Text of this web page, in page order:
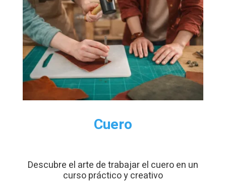
Cuero
Descubre el arte de trabajar el cuero en un
curso práctico y creativo